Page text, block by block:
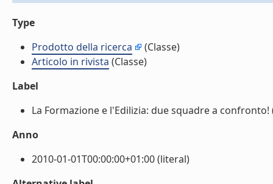
Type
Prodotto della ricerca
(Classe)
Articolo in rivista (Classe)
Label
La Formazione e l'Edilizia: due squadre a
Anno
2010-01-01T00:00:00+01:00 (literal)